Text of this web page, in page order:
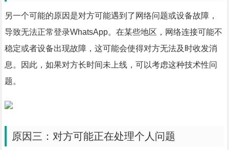
另一个可能的原因是对方可能遇到了网络问题或设备故障，
导致无法正常登录WhatsApp。在某些地区，网络连接可能不
稳定或者设备出现故障，这可能会使得对方无法及时收发消
息。因此，如果对方长时间未上线，可以考虑这种技术性问
题。
原因三：对方可能正在处理个人问题